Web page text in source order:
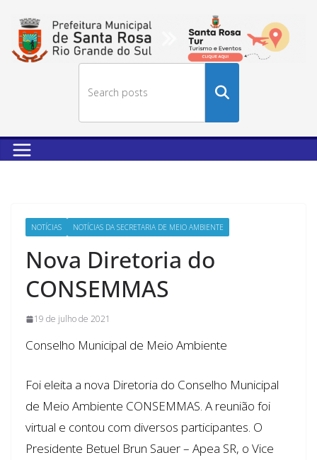
no
NOTÍCIAS NOTÍCIAS DA SECRETARIA DE MEIO AMBIENTE
Nova Diretoria do
CONSEMMAS
19 de julho de 2021
Conselho Municipal de Meio Ambiente
Foi eleita a nova Diretoria do Conselho Municipal
de Meio Ambiente CONSEMMAS. A reunião foi
virtual e contou com diversos participantes. O
Presidente Betuel Brun Sauer – Apea SR, o Vice